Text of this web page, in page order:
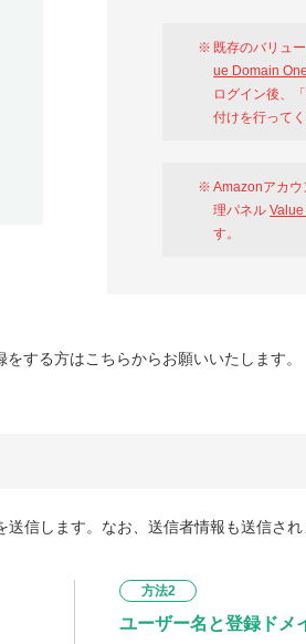
既存のバリュ
ue Domain One
ログイン後、「
付けを行ってく
Amazonアカ
理パネル
す。
する方はこちらからお願いいたします。
信します。なお、送信者情報も送信され
方法2
ユーザー名と登録ドメ